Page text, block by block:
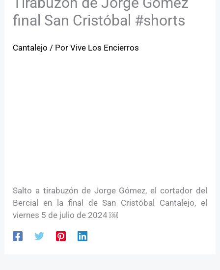
final San Cristóbal #shorts
Cantalejo / PorVive Los Encierros
Salto a tirabuzón de Jorge Gómez, el cortador del
Bercial en la final de San Cristóbal Cantalejo, el
viernes 5 de julio de 2024 ￼